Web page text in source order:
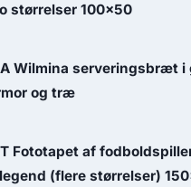
størrelser 100x50
Wilmina serveringsbræt i
og træ
Fototapet af
(flere størrelser)